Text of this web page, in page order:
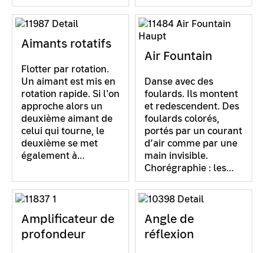
Aimants rotatifs
Flotter par rotation.
Un aimant est mis en
rotation rapide. Si l'on
approche alors un
deuxième aimant de
celui qui tourne, le
deuxième se met
également à…
Air Fountain
Danse avec des
foulards. Ils montent
et redescendent. Des
foulards colorés,
portés par un courant
d’air comme par une
main invisible.
Chorégraphie : les…
Amplificateur de
profondeur
Angle de
réflexion